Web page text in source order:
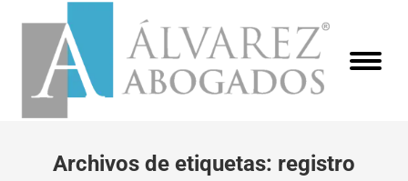
Archivos de etiquetas: registro